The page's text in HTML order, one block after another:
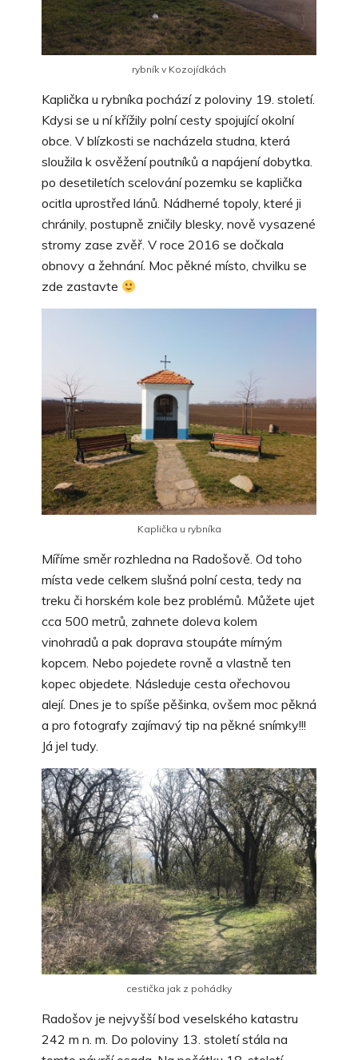
rybník v Kozojídkách
Kaplička u rybníka pochází z poloviny 19. století.
Kdysi se u ní křížily polní cesty spojující okolní
obce. V blízkosti se nacházela studna, která
sloužila k osvěžení poutníků a napájení dobytka.
po desetiletích scelování pozemku se kaplička
ocitla uprostřed lánů. Nádherné topoly, které ji
chránily, postupně zničily blesky, nově vysazené
stromy zase zvěř. V roce 2016 se dočkala
obnovy a žehnání. Moc pěkné místo, chvilku se
zde zastavte
Kaplička u rybníka
Míříme směr rozhledna na Radošově. Od toho
místa vede celkem slušná polní cesta, tedy na
treku či horském kole bez problémů. Můžete ujet
cca 500 metrů, zahnete doleva kolem
vinohradů a pak doprava stoupáte mírným
kopcem. Nebo pojedete rovně a vlastně ten
kopec objedete. Následuje cesta ořechovou
alejí. Dnes je to spíše pěšinka, ovšem moc pěkná
a pro fotografy zajímavý tip na pěkné snímky!!!
Já jel tudy.
cestička jak z pohádky
Radošov je nejvyšší bod veselského katastru
242 m n. m. Do poloviny 13. století stála na